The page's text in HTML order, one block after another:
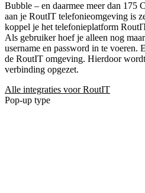
Bubble – en daarmee meer dan 175
aan je RoutIT telefonieomgeving is
koppel je het telefonieplatform
Als gebruiker hoef je alleen nog
username en password in te voeren.
de RoutIT omgeving. Hierdoor
verbinding opgezet.
Alle integraties voor RoutIT
Pop-up type